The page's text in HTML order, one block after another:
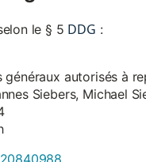
le § 5 DDG :
généraux autorisés à
Siebers, Michael